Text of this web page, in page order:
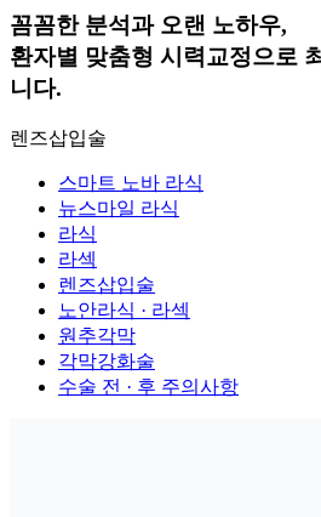
꼼꼼한 분석과 오랜 노하우,
환자별 맞춤형 시력교정으로
니다.
렌즈삽입술
스마트 노바 라식
뉴스마일 라식
라식
라섹
렌즈삽입술
노안라식 · 라섹
원추각막
각막강화술
수술 전 · 후 주의사항